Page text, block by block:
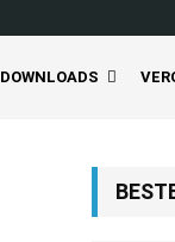
DOWNLOADS